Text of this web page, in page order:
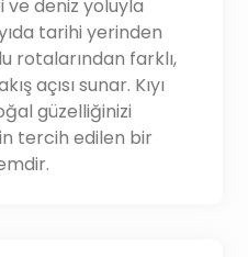
ve deniz yoluyla
tarihi yerinden
rotalarından farklı,
açısı sunar. Kıyı
güzelliğinizi
tercih edilen bir